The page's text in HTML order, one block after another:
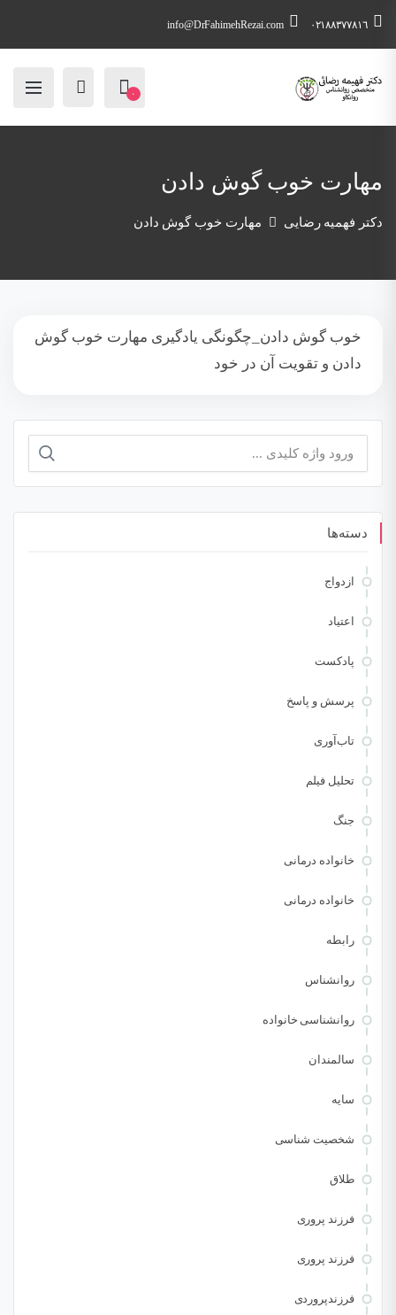
٠٢١٨٨٣٧٧٨١٦ info@DrFahimehRezai.com
۰
مهارت خوب گوش دادن
دکتر فهمیه رضایی مهارت خوب گوش دادن
خوب گوش دادن_چگونگی یادگیری مهارت خوب گوش
دادن و تقویت آن در خود
جستجو
دسته‌ها
ازدواج
اعتیاد
پادکست
پرسش و پاسخ
تاب‌آوری
تحلیل فیلم
جنگ
خانواده درمانی
خانواده درمانی
رابطه
روانشناس
روانشناسی خانواده
سالمندان
سایه
شخصیت شناسی
طلاق
فرزند پروری
فرزند پروری
فرزندپروردی